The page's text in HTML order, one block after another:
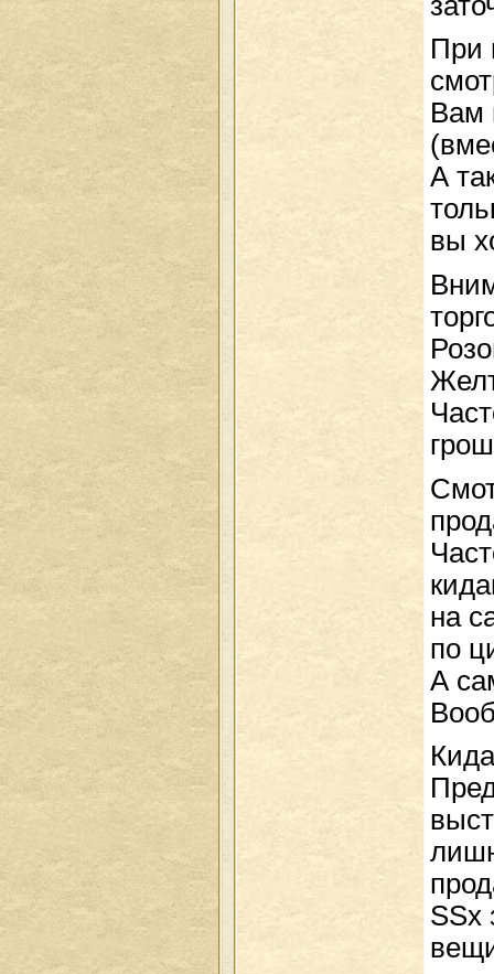
При
Вам
А
вы
на
по
А
SSx